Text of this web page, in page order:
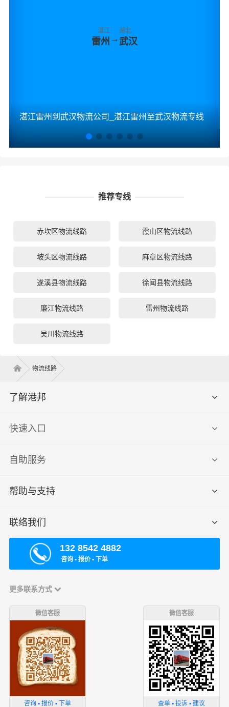
湛江
雷州 →
湖北
武汉
湛江雷州到武汉物流公司_湛江雷州至武汉物流专线
推荐专线
赤坎区物流线路 霞山区物流线路
坡头区物流线路 麻章区物流线路
遂溪县物流线路 徐闻县物流线路
廉江物流线路 雷州物流线路
吴川物流线路
物流线路
了解港邦
快速入口
自助服务
帮助与支持
联络我们
132 8542 4882
咨询 ▪ 报价 ▪ 下单
更多联系方式
微信客服
咨询 ▪ 报价 ▪ 下单
微信客服
查单 ▪ 投诉 ▪ 建议